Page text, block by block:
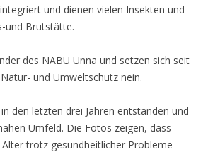
und dienen vielen Insekten und
und Brutstätte.
des NABU Unna und setzen sich seit
und Umweltschutz nein.
den letzten drei Jahren entstanden und
Umfeld. Die Fotos zeigen, dass
trotz gesundheitlicher Probleme